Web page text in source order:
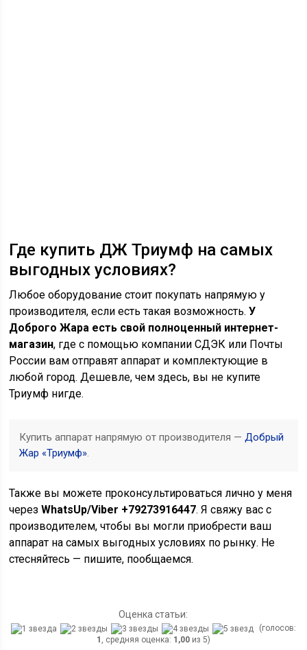
Где купить ДЖ Триумф на самых
выгодных условиях?
Любое оборудование стоит покупать напрямую у
производителя, если есть такая возможность.У
Доброго Жара есть свой полноценный интернет-
магазин, где с помощью компании СДЭК или Почты
России вам отправят аппарат и комплектующие в
любой город. Дешевле, чем здесь, вы не купите
Триумф нигде.
Купить аппарат напрямую от производителя —Добрый
Жар «Триумф».
Также вы можете проконсультироваться лично у меня
черезWhatsUp/Viber +79273916447. Я свяжу вас с
производителем, чтобы вы могли приобрести ваш
аппарат на самых выгодных условиях по рынку. Не
стесняйтесь — пишите, пообщаемся.
Оценка статьи:
(голосов:
1 , средняя оценка: 1,00из 5)